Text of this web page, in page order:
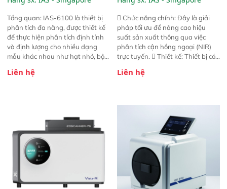
Tổng quan: IAS-6100 là thiết bị
phân tích đa năng, được thiết kế
để thực hiện phân tích định tính
và định lượng cho nhiều dạng
mẫu khác nhau như hạt nhỏ, bột,
này cho phép bất kỳ ai cũng có
thức ăn chăn nuôi, nguyên liệu
thực phẩm, nông sản,..
Liên hệ
 Chức năng chính: Đây là giải
pháp tối ưu để nâng cao hiệu
suất sản xuất thông qua việc
phân tích cận hồng ngoại (NIR)
trực tuyến.  Thiết kế: Thiết bị có
hỗ trợ tản nhiệt tăng cường và đã
năng theo dõi thông số theo thời
gian thực và trực quan hóa dữ
liệu để tăng chỉ số ROI cho doanh
Liên hệ